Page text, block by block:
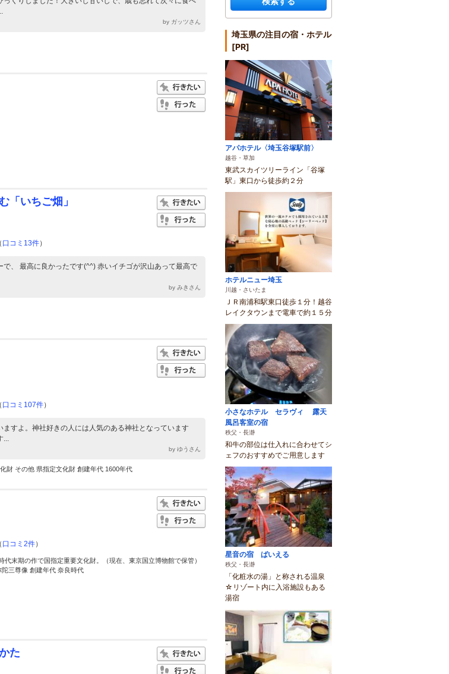
by ガッツさん
「いちご畑」
（ 口コミ13件）
で、 最高に良かったです(^^) 赤いイチゴが沢山あって最高で
by みきさん
（ 口コミ107件）
ますよ。神社好きの人には人気のある神社となっています
...
by ゆうさん
財 その他 県指定文化財 創建年代 1600年代
（ 口コミ2件）
代末期の作で国指定重要文化財。（現在、東京国立博物館で保管）
三尊像 創建年代 奈良時代
た
埼玉県の注目の宿・ホテル
[PR]
アパホテル〈埼玉谷塚駅前〉
越谷・草加
東武スカイツリーライン「谷塚
駅」東口から徒歩約２分
ホテルニュー埼玉
川越・さいたま
ＪＲ南浦和駅東口徒歩１分！越谷
レイクタウンまで電車で約１５分
小さなホテル セラヴィ 露天
風呂客室の宿
秩父・長瀞
和牛の部位は仕入れに合わせてシ
ェフのおすすめでご用意します
星音の宿 ばいえる
秩父・長瀞
「化粧水の湯」と称される温泉
☆リゾート内に入浴施設もある
湯宿